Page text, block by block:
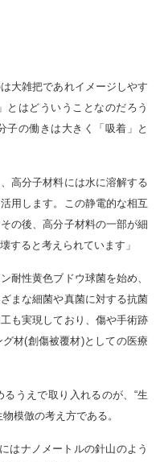
大雑把であれイメージしやす
とはどういうことなのだろう
子の働きは大きく「吸着」と
高分子材料には水に溶解する
用します。この静電的な相互
の後、高分子材料の一部が細
すると考えられています」
耐性黄色ブドウ球菌を始め、
まな細菌や真菌に対する抗菌
も実現しており、傷や手術跡
材(創傷被覆材)としての医療
うえで取り入れるのが、“生
模倣の考え方である。
はナノメートルの針山のよう